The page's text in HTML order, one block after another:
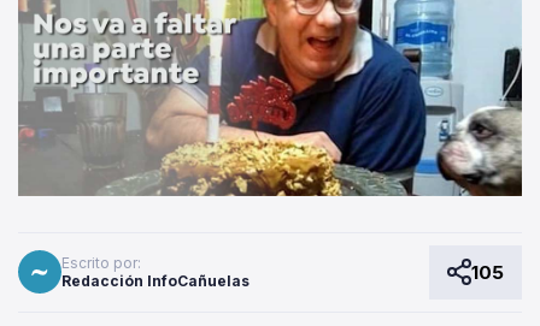
Escrito por:
Redacción InfoCañuelas
105